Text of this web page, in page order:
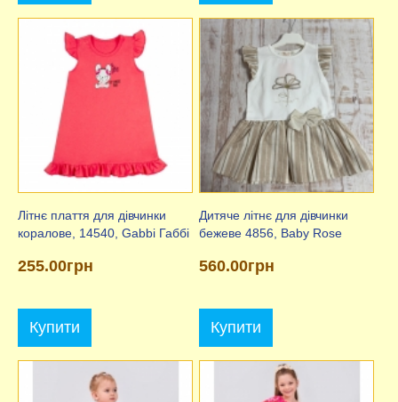
Літнє плаття для дівчинки
коралове, 14540, Gabbi Габбі
255.00грн
Купити
Дитяче літнє для дівчинки
бежеве 4856, Baby Rose
560.00грн
Купити